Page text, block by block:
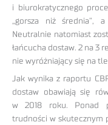
i biurokratycznego
„gorsza niż średnia”,
Neutralnie natomiast
łańcucha dostaw. 2 na 3
nie wyróżniający się na
Jak wynika z raportu
dostaw obawiają się
w 2018 roku. Ponad
trudności w skutecznym